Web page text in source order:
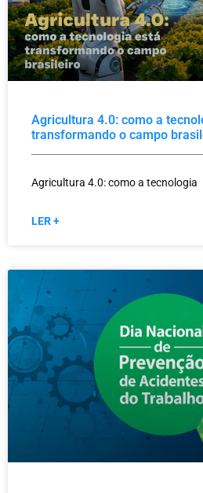
Agricultura 4.0: como a
transformando o campo
Agricultura 4.0: como a tecnologia
LER +